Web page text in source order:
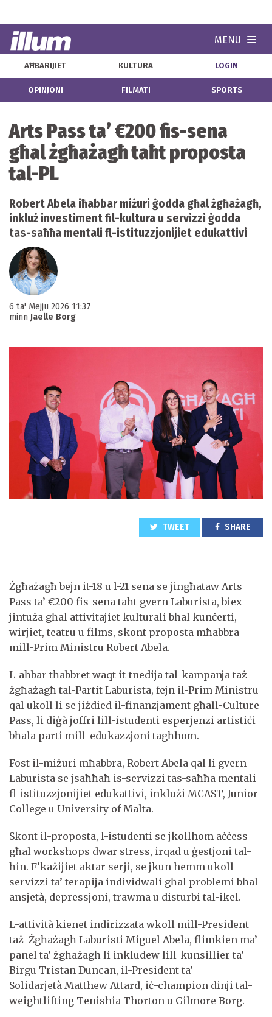
MENU
AĦBARIJIET KULTURA LOGIN
OPINJONI FILMATI SPORTS
Arts Pass ta’ €200 fis-sena
għal żgħażagħ taħt proposta
tal-PL
Robert Abela iħabbar miżuri ġodda għal żgħażagħ,
inkluż investiment fil-kultura u servizzi ġodda
tas-saħħa mentali fl-istituzzjonijiet edukattivi
6 ta' Mejju 2026 11:37
minn Jaelle Borg
TWEET SHARE
Żgħażagħ bejn it-18 u l-21 sena se jingħataw Arts
Pass ta’ €200 fis-sena taħt gvern Laburista, biex
jintuża għal attivitajiet kulturali bħal kunċerti,
wirjiet, teatru u films, skont proposta mħabbra
mill-Prim Ministru Robert Abela.
L-aħbar tħabbret waqt it-tnedija tal-kampanja taż-
żgħażagħ tal-Partit Laburista, fejn il-Prim Ministru
qal ukoll li se jiżdied il-finanzjament għall-Culture
Pass, li diġà joffri lill-istudenti esperjenzi artistiċi
bħala parti mill-edukazzjoni tagħhom.
Fost il-miżuri mħabbra, Robert Abela qal li gvern
Laburista se jsaħħaħ is-servizzi tas-saħħa mentali
fl-istituzzjonijiet edukattivi, inklużi MCAST, Junior
College u University of Malta.
Skont il-proposta, l-istudenti se jkollhom aċċess
għal workshops dwar stress, irqad u ġestjoni tal-
ħin. F’każijiet aktar serji, se jkun hemm ukoll
servizzi ta’ terapija individwali għal problemi bħal
ansjetà, depressjoni, trawma u disturbi tal-ikel.
L-attività kienet indirizzata wkoll mill-President
taż-Żgħażagħ Laburisti Miguel Abela, flimkien ma’
panel ta’ żgħażagħ li inkludew lill-kunsillier ta’
Birgu Tristan Duncan, il-President ta’
Solidarjetà Matthew Attard, iċ-champion dinji tal-
weightlifting Tenishia Thorton u Gilmore Borg.